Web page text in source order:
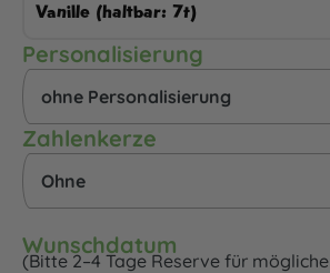
Vanille (haltbar: 7t)
Personalisierung
Zahlenkerze
Wunschdatum
(Bitte 2–4 Tage Reserve für mögliche